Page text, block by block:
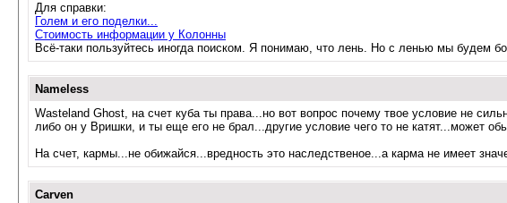
Для справки:
Голем и его поделки...
Стоимость информации у Колонны
Всё-таки пользуйтесь иногда поиском. Я понимаю, что лень. Но с ленью мы будем
Nameless
Wasteland Ghost, на счет куба ты права...но вот вопрос почему твое условие не
либо он у Вришки, и ты еще его не брал...другие условие чего то не катят...может
На счет, кармы...не обижайся...вредность это наследственое...а карма не имеет
Carven